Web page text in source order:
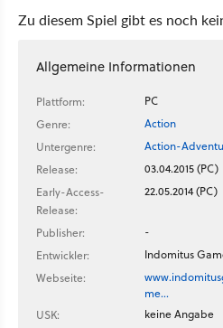
Zu diesem Spiel gibt es noch
Allgemeine Informationen
Plattform:
PC
Genre:
Action
Untergenre:
Action-
Release:
03.04.2015 (PC)
Early-Access-
Release:
22.05.2014 (PC)
Publisher:
-
Entwickler:
Indomitus
Webseite:
me…
USK:
keine Angabe